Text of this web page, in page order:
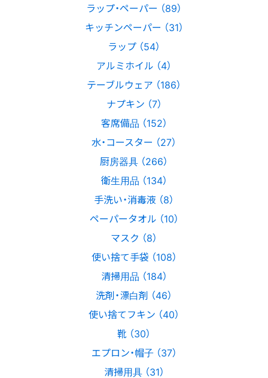
ラップ・ペーパー （89）
キッチンペーパー （31）
ラップ （54）
アルミホイル （4）
テーブルウェア （186）
ナプキン （7）
客席備品 （152）
水・コースター （27）
厨房器具 （266）
衛生用品 （134）
手洗い・消毒液 （8）
ペーパータオル （10）
マスク （8）
使い捨て手袋 （108）
清掃用品 （184）
洗剤・漂白剤 （46）
使い捨てフキン （40）
靴 （30）
エプロン・帽子 （37）
清掃用具 （31）